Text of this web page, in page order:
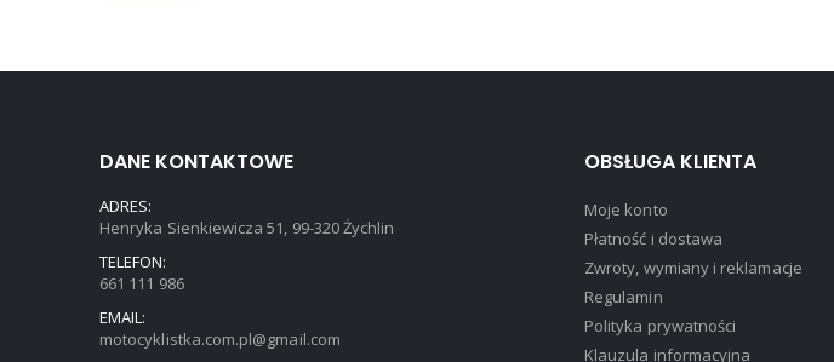
DANE KONTAKTOWE
ADRES:
Henryka Sienkiewicza 51, 99-320 Żychlin
TELEFON:
661 111 986
EMAIL:
motocyklistka.com.pl@gmail.com
OBSŁUGA KLIENTA
Moje konto
Płatność i dostawa
Zwroty, wymiany i reklamacje
Regulamin
Polityka prywatności
Klauzula informacyjna